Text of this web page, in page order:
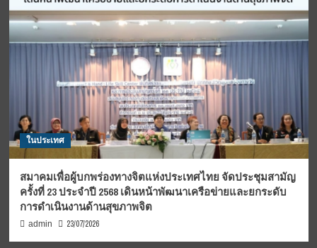
ในประเทศ
สมาคมเพื่อผู้บกพร่องทางจิตแห่งประเทศไทย จัดประชุมสามัญ
ครั้งที่ 23 ประจำปี 2568 เดินหน้าพัฒนาเครือข่ายและยกระดับ
การดำเนินงานด้านสุขภาพจิต
admin 23/07/2026